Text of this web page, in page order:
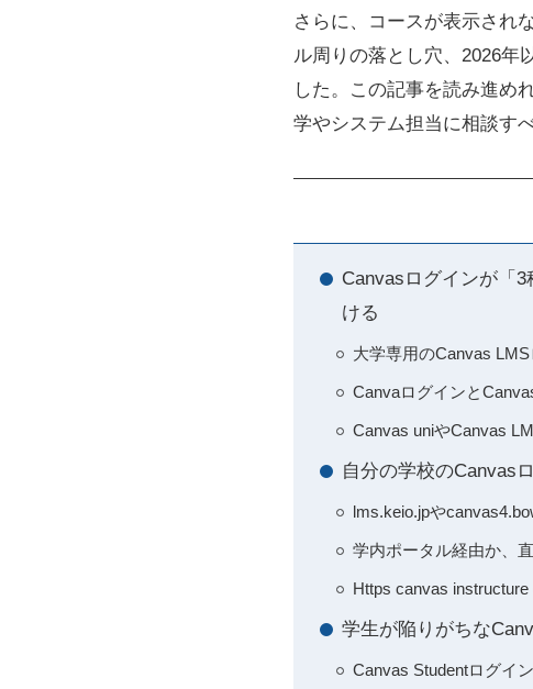
さらに、コースが表示され
ル周りの落とし穴、2026年
した。この記事を読み進め
学やシステム担当に相談す
Canvasログインが「
ける
大学専用のCanvas
Canvaログインと
Canvas uniやCanvas
自分の学校のCanvas
lms.keio.jpや
学内ポータル経由か、
Https canvas
学生が陥りがちな
Canvas Studentログイ